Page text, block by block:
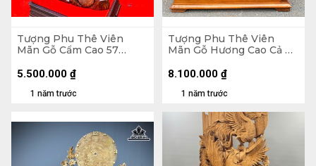
Tượng Phu Thê Viên
Mãn Gỗ Cẩm Cao 57
1 năm trước
5.500.000 ₫
Tượng Phu Thê Viên
Mãn Gỗ Hương Cao Cả Kỷ
Kỷ Cao 10
1 năm trước
8.100.000 ₫